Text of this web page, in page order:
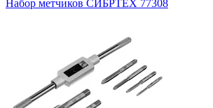
Набор метчиков СИБРТЕХ 77308